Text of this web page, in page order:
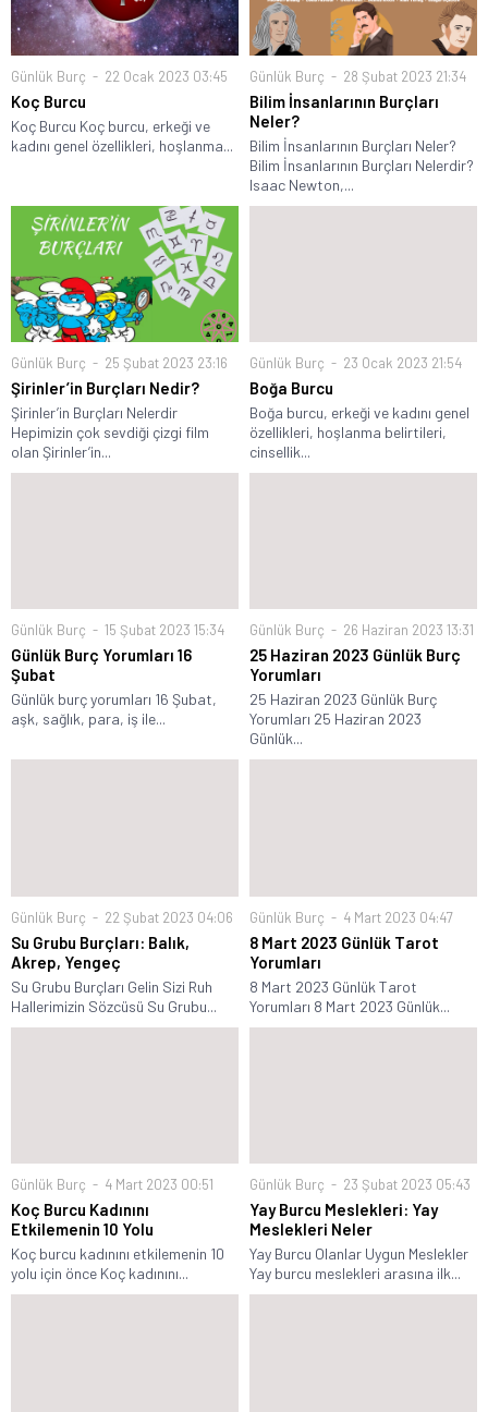
Günlük Burç 22 Ocak 2023 03:45
Koç Burcu
Koç Burcu Koç burcu, erkeği ve
kadını genel özellikleri, hoşlanma...
Günlük Burç 28 Şubat 2023 21:34
Bilim İnsanlarının Burçları
Neler?
Bilim İnsanlarının Burçları Neler?
Bilim İnsanlarının Burçları Nelerdir?
Isaac Newton,...
Günlük Burç 25 Şubat 2023 23:16
Şirinler’in Burçları Nedir?
Şirinler’in Burçları Nelerdir
Hepimizin çok sevdiği çizgi film
olan Şirinler’in...
Günlük Burç 23 Ocak 2023 21:54
Boğa Burcu
Boğa burcu, erkeği ve kadını genel
özellikleri, hoşlanma belirtileri,
cinsellik...
Günlük Burç 15 Şubat 2023 15:34
Günlük Burç Yorumları 16
Şubat
Günlük burç yorumları 16 Şubat,
aşk, sağlık, para, iş ile...
Günlük Burç 26 Haziran 2023 13:31
25 Haziran 2023 Günlük Burç
Yorumları
25 Haziran 2023 Günlük Burç
Yorumları 25 Haziran 2023
Günlük...
Günlük Burç 22 Şubat 2023 04:06
Su Grubu Burçları: Balık,
Akrep, Yengeç
Su Grubu Burçları Gelin Sizi Ruh
Hallerimizin Sözcüsü Su Grubu...
Günlük Burç 4 Mart 2023 04:47
8 Mart 2023 Günlük Tarot
Yorumları
8 Mart 2023 Günlük Tarot
Yorumları 8 Mart 2023 Günlük...
Günlük Burç 4 Mart 2023 00:51
Koç Burcu Kadınını
Etkilemenin 10 Yolu
Koç burcu kadınını etkilemenin 10
yolu için önce Koç kadınını...
Günlük Burç 23 Şubat 2023 05:43
Yay Burcu Meslekleri: Yay
Meslekleri Neler
Yay Burcu Olanlar Uygun Meslekler
Yay burcu meslekleri arasına ilk...